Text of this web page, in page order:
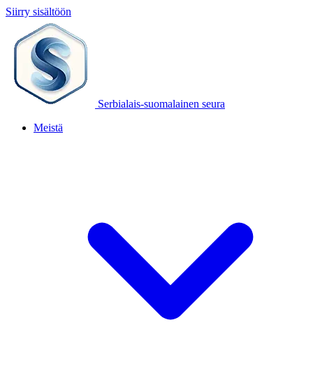
Siirry sisältöön
Serbialais-suomalainen seura
Meistä